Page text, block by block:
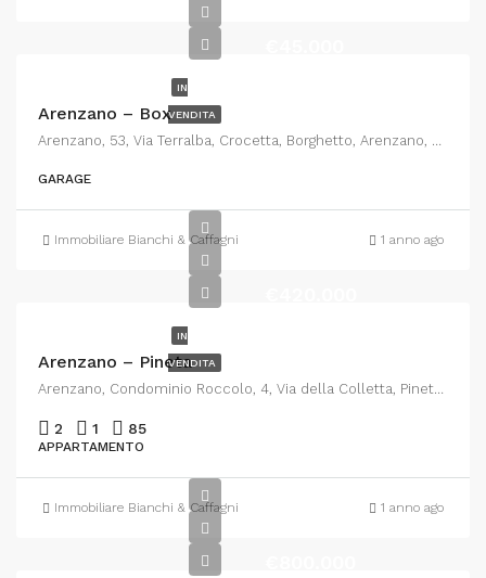
IN
VENDITA
Arenzano – Box
Arenzano, 53, Via Terralba, Crocetta, Borghetto, Arenzano, Genova, Liguria, 16011, Italia
GARAGE
Immobiliare Bianchi & Caffagni 1 anno ago
IN
VENDITA
Arenzano – Pineta
Arenzano, Condominio Roccolo, 4, Via della Colletta, Pineta di Arenzano, Arenzano, Genova, Liguria, 16011, Italia
2 1 85
APPARTAMENTO
Immobiliare Bianchi & Caffagni 1 anno ago